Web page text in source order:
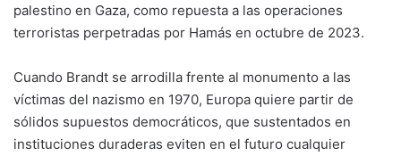
palestino en Gaza, como repuesta a las operaciones
terroristas perpetradas por Hamás en octubre de 2023.
Cuando Brandt se arrodilla frente al monumento a las
víctimas del nazismo en 1970, Europa quiere partir de
sólidos supuestos democráticos, que sustentados en
instituciones duraderas eviten en el futuro cualquier